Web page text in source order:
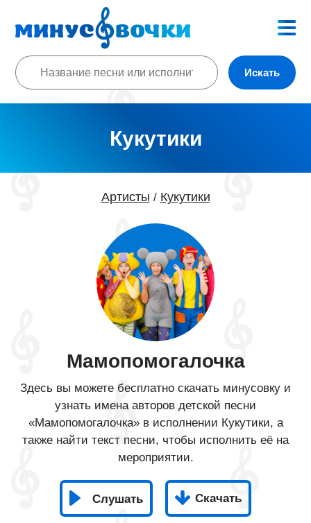
Искать
Кукутики
Артисты / Кукутики
Мамопомогалочка
Здесь вы можете бесплатно скачать минусовку и
узнать имена авторов детской песни
«Мамопомогалочка» в исполнении Кукутики, а
также найти текст песни, чтобы исполнить её на
мероприятии.
Слушать Скачать